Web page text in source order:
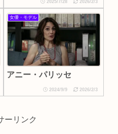
2025/7/28 2026/2/3
女優・モデル
アニー・パリッセ
2024/9/9 2026/2/3
ーリンク